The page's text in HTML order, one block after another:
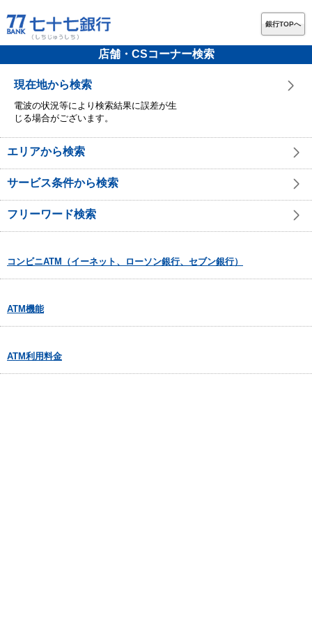
銀行TOPへ
店舗・CSコーナー検索
現在地から検索
電波の状況等により検索結果に誤差が生
じる場合がございます。
エリアから検索
サービス条件から検索
フリーワード検索
コンビニATM（イーネット、ローソン銀行、セブン銀行）
ATM機能
ATM利用料金